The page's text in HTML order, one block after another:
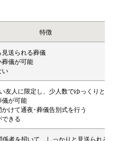
特徴
送られる葬儀
葬儀が可能
い
友人に限定し、少人数でゆっくりと見
儀が可能
けて通夜･葬儀告別式を行う
できる
者を招いて、しっかりと見送られる